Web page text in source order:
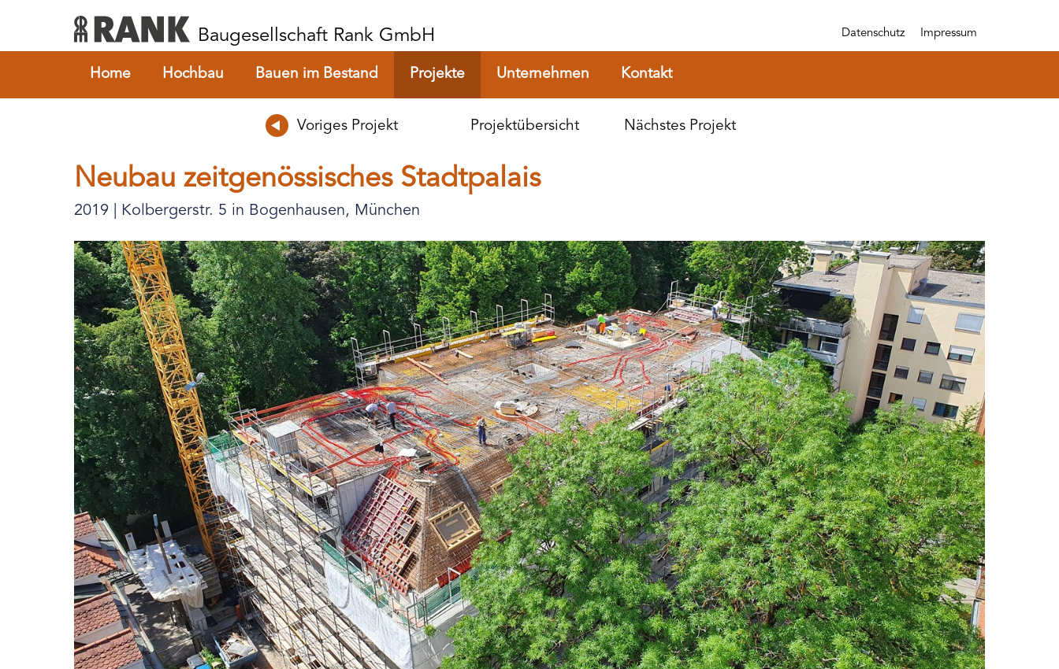
Impressum
Datenschutz
Baugesellschaft Rank GmbH
Home Hochbau Bauen im Bestand Projekte Unternehmen Kontakt
Voriges Projekt Projektübersicht Nächstes Projekt
Neubau zeitgenössisches Stadtpalais
2019 | Kolbergerstr. 5 in Bogenhausen, München